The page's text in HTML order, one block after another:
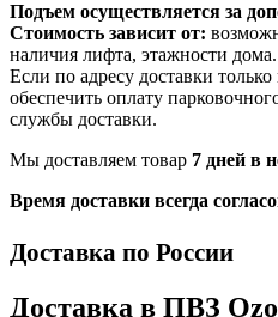
Подъем осуществляется за
Стоимость зависит от:
наличия лифта, этажности дома.
Если по адресу доставки
обеспечить оплату
службы доставки.
Мы доставляем товар 7 дней в
Время доставки всегда
Доставка по России
Доставка в ПВЗ